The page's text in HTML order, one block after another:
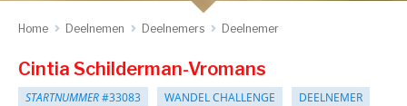
Home Deelnemen Deelnemers Deelnemer
Cintia Schilderman-Vromans
STARTNUMMER#33083 WANDEL CHALLENGE
DEELNEMER